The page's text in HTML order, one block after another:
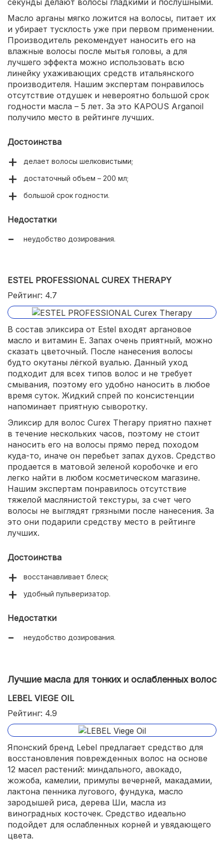
секунды делают волосы гладкими и послушными.
Масло арганы мягко ложится на волосы, питает их
и убирает тусклость уже при первом применении.
Производитель рекомендует наносить его на
влажные волосы после мытья головы, а для
лучшего эффекта можно использовать всю
линейку ухаживающих средств итальянского
производителя. Нашим экспертам понравилось
отсутствие отдушек и невероятно большой срок
годности масла – 5 лет. За это KAPOUS Arganoil
получило место в рейтинге лучших.
Достоинства
делает волосы шелковистыми;
достаточный объем – 200 мл;
большой срок годности.
Недостатки
неудобство дозирования.
ESTEL PROFESSIONAL CUREX THERAPY
Рейтинг: 4.7
В состав эликсира от Estel входят аргановое
масло и витамин Е. Запах очень приятный, можно
сказать цветочный. После нанесения волосы
будто окутаны лёгкой вуалью. Данный уход
подходит для всех типов волос и не требует
смывания, поэтому его удобно наносить в любое
время суток. Жидкий спрей по консистенции
напоминает приятную сыворотку.
Эликсир для волос Curex Therapy приятно пахнет
в течение нескольких часов, поэтому не стоит
наносить его на волосы прямо перед походом
куда-то, иначе он перебьет запах духов. Средство
продается в матовой зеленой коробочке и его
легко найти в любом косметическом магазине.
Нашим экспертам понравилось отсутствие
тяжелой маслянистой текстуры, за счет чего
волосы не выглядят грязными после нанесения. За
это они подарили средству место в рейтинге
лучших.
Достоинства
восстанавливает блеск;
удобный пульверизатор.
Недостатки
неудобство дозирования.
Лучшие масла для тонких и ослабленных волос
LEBEL VIEGE OIL
Рейтинг: 4.9
Японский бренд Lebel предлагает средство для
восстановления поврежденных волос на основе
12 масел растений: миндального, авокадо,
жожоба, камелии, примулы вечерней, макадамии,
лактона пенника лугового, фундука, масло
зародышей риса, дерева Ши, масла из
виноградных косточек. Средство идеально
подойдет для ослабленных корней и увядающего
цвета.